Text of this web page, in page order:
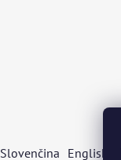
Slovenčina English